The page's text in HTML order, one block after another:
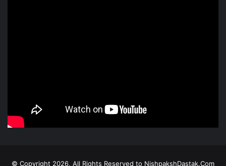
© Copyright 2026, All Rights Reserved to NishpakshDastak.Com